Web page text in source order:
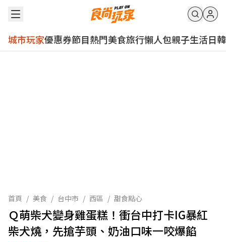
城市玩家優惠券節目熱門美食旅行懶人包親子生活日韓
首頁 / 美食 / 台中市 / 西區 / 甜食點心
Ｑ萌柴犬變身雞蛋糕！衝台中打卡IG暴紅
柴犬燒，先搶芋頭、奶油口味一咬爆餡